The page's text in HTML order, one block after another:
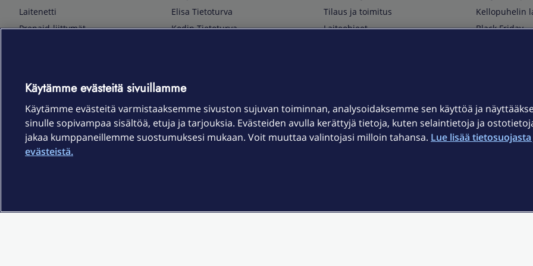
Laitenetti
Prepaid-liittymät
TV & audio
Kodinkoneet
Kamerat ja dronet
Kellot ja rannekkeet
Elisa Tietoturva
Kodin Tietoturva
Elisa Kotiverkko
Elisa Pilvilinna
Elisa Laiteturva
Elisa Rinnakkaisliittymät
Tilaus ja toimitus
Laiteohjeet
Kuuluvuuskartta
Asiakastiedotteet
OmaElisa-sovellus
Kellopuhelin
Black Friday
Käytämme evästeitä sivuillamme
Käytämme evästeitä varmistaaksemme sivuston sujuvan toiminnan, analysoidaksemme sen käyttöä ja
sinulle sopivampaa sisältöä, etuja ja tarjouksia. Evästeiden avulla kerättyjä tietoja, kuten selaintietoja ja
jakaa kumppaneillemme suostumuksesi mukaan. Voit muuttaa valintojasi milloin tahansa. Lue lisää tietosuojasta
evästeistä.